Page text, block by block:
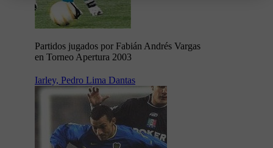
Partidos jugados por Fabián Andrés Vargas
en Torneo Apertura 2003
Iarley, Pedro Lima Dantas